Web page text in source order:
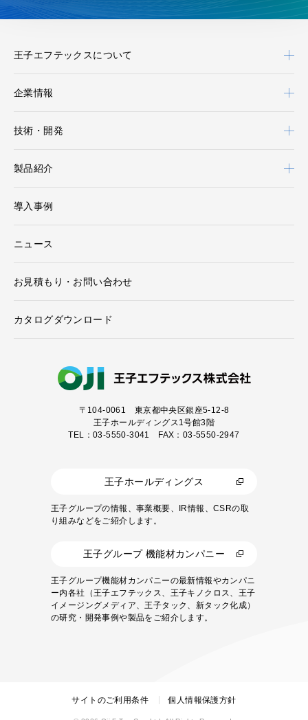
〒104-0061 東京都中央区銀座5-12-8
王子ホールディングス1号館3階
TEL：03-5550-3041 FAX：03-5550-2947
王子ホールディングス
王子グループの情報、事業概要、IR情報、CSRの取
り組みなどをご紹介します。
王子グループ 機能材カンパニー
王子グループ機能材カンパニーの最新情報やカンパニ
ー内各社（王子エフテックス、王子キノクロス、王子
イメージングメディア、王子タック、新タック化成）
の研究・開発事例や製品をご紹介します。
王子エフテックスについて
企業情報
技術・開発
製品紹介
導入事例
ニュース
お見積もり・お問い合わせ
カタログダウンロード
サイトのご利用条件 個人情報保護方針